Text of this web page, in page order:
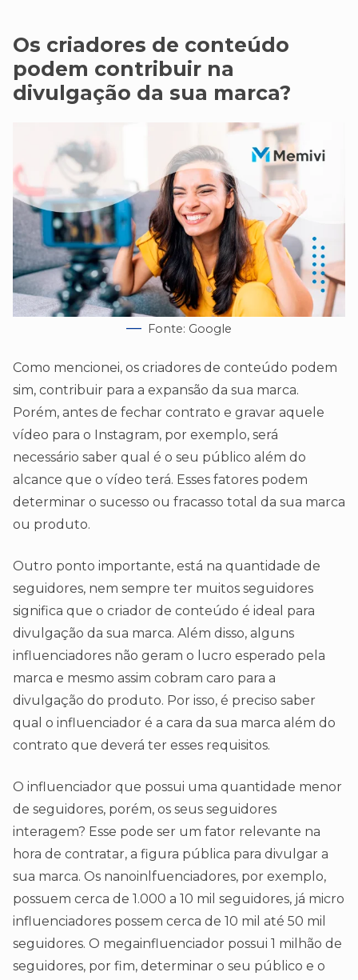
Os criadores de conteúdo
podem contribuir na
divulgação da sua marca?
Fonte: Google
Como mencionei, os criadores de conteúdo podem
sim, contribuir para a expansão da sua marca.
Porém, antes de fechar contrato e gravar aquele
vídeo para o Instagram, por exemplo, será
necessário saber qual é o seu público além do
alcance que o vídeo terá. Esses fatores podem
determinar o sucesso ou fracasso total da sua marca
ou produto.
Outro ponto importante, está na quantidade de
seguidores, nem sempre ter muitos seguidores
significa que o criador de conteúdo é ideal para
divulgação da sua marca. Além disso, alguns
influenciadores não geram o lucro esperado pela
marca e mesmo assim cobram caro para a
divulgação do produto. Por isso, é preciso saber
qual o influenciador é a cara da sua marca além do
contrato que deverá ter esses requisitos.
O influenciador que possui uma quantidade menor
de seguidores, porém, os seus seguidores
interagem? Esse pode ser um fator relevante na
hora de contratar, a figura pública para divulgar a
sua marca. Os nanoinlfuenciadores, por exemplo,
possuem cerca de 1.000 a 10 mil seguidores, já micro
influenciadores possem cerca de 10 mil até 50 mil
seguidores. O megainfluenciador possui 1 milhão de
seguidores, por fim, determinar o seu público e o